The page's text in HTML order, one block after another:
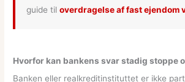
guide tiloverdragelse af fast ejendom
Hvorfor kan bankens svar stadig stoppe
Banken eller realkreditinstituttet er ikke